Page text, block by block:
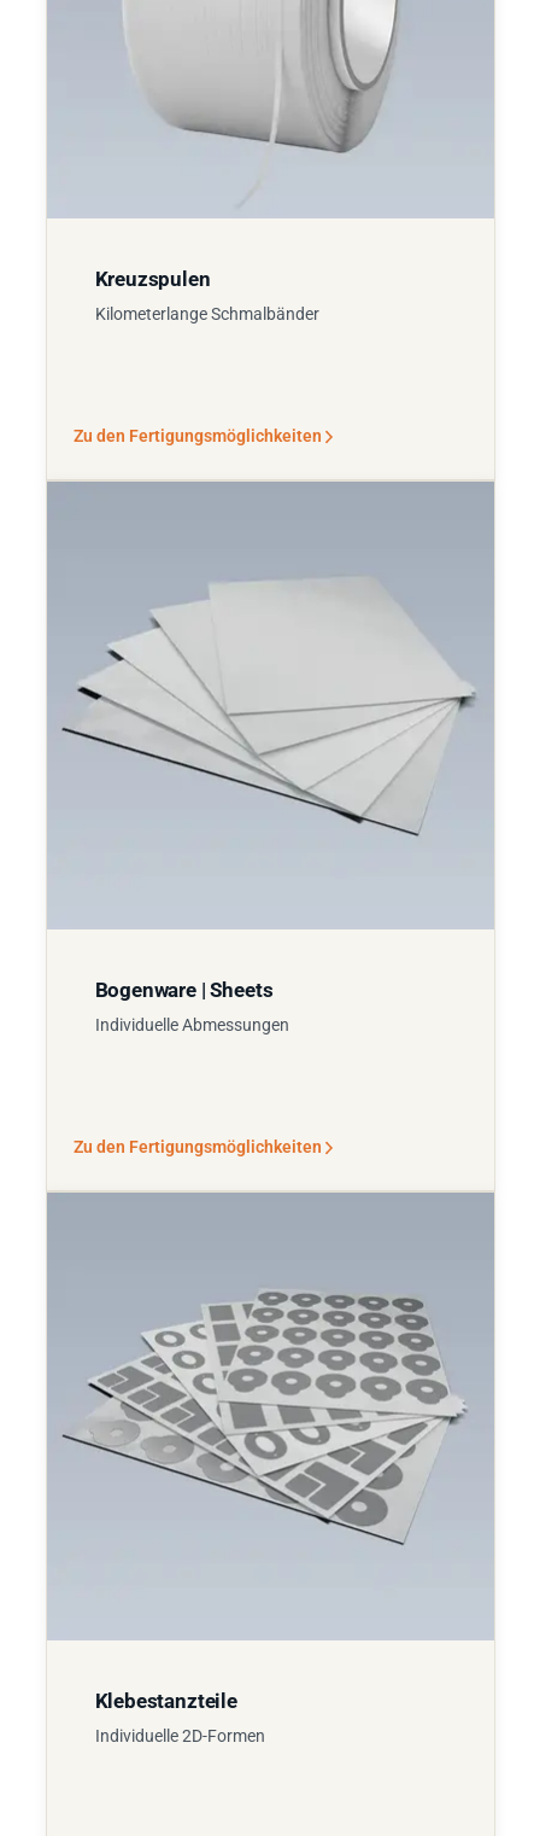
Kreuzspulen
Kilometerlange Schmalbänder
Zu den Fertigungsmöglichkeiten
Bogenware | Sheets
Individuelle Abmessungen
Zu den Fertigungsmöglichkeiten
Klebestanzteile
Individuelle 2D-Formen